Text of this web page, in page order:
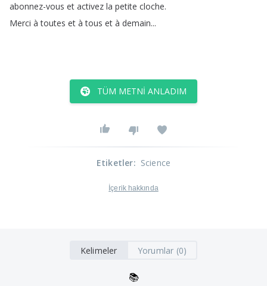
abonnez-vous et activez la petite cloche.
Merci à toutes et à tous et à demain...
TÜM METNI ANLADIM
Etiketler: Science
İçerik hakkında
Kelimeler Yorumlar (0)
📚